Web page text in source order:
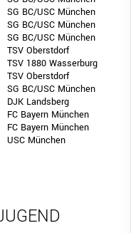
SG BC/USC München
SG BC/USC München
SG BC/USC München
TSV Oberstdorf
TSV 1880 Wasserburg
TSV Oberstdorf
SG BC/USC München
DJK Landsberg
FC Bayern München
FC Bayern München
USC München